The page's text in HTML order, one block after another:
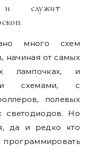
служит
много схем
начиная от самых
лампочках, и
схемами, с
полевых
светодиодов. Но
да и редко кто